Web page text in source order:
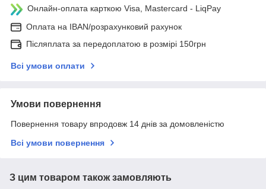
Онлайн-оплата карткою Visa, Mastercard - LiqPay
Оплата на IBAN/розрахунковий рахунок
Післяплата за передоплатою в розмірі 150грн
Всі умови оплати
Умови повернення
Повернення товару впродовж 14 днів за домовленістю
Всі умови повернення
З цим товаром також замовляють